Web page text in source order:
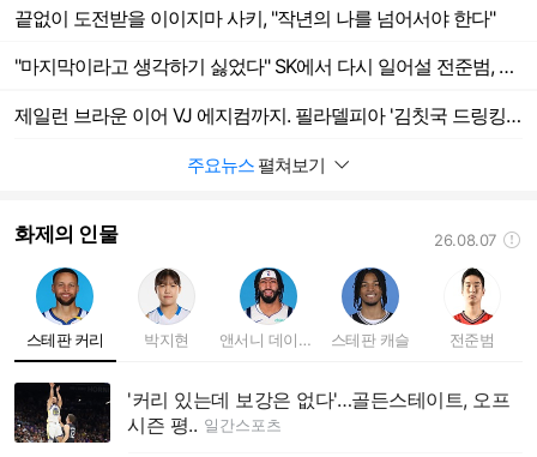
끝없이 도전받을 이이지마 사키, "작년의 나를 넘어서야 한다"
"마지막이라고 생각하기 싫었다" SK에서 다시 일어설 전준범, 초심부터 찾으려 한다
제일런 브라운 이어 VJ 에지컴까지. 필라델피아 '김칫국 드링킹'은 계속된다. "우승 못하면 실패"
주요뉴스 펼쳐보기
화제의 인물 26.08.07
스테판 커리 박지현 앤서니 데이비스 스테판 캐슬 전준범
'커리 있는데 보강은 없다'…골든스테이트, 오프
시즌 평.. 일간스포츠